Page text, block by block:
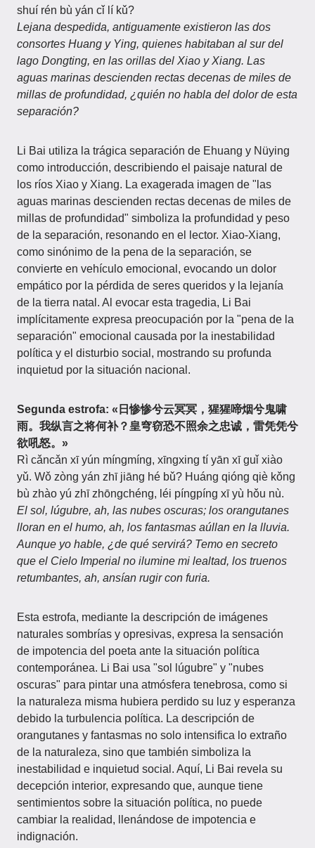
shuí rén bù yán cǐ lí kǔ?
Lejana despedida, antiguamente existieron las dos
consortes Huang y Ying, quienes habitaban al sur del
lago Dongting, en las orillas del Xiao y Xiang. Las
aguas marinas descienden rectas decenas de miles de
millas de profundidad, ¿quién no habla del dolor de esta
separación?
Li Bai utiliza la trágica separación de Ehuang y Nüying
como introducción, describiendo el paisaje natural de
los ríos Xiao y Xiang. La exagerada imagen de "las
aguas marinas descienden rectas decenas de miles de
millas de profundidad" simboliza la profundidad y peso
de la separación, resonando en el lector. Xiao-Xiang,
como sinónimo de la pena de la separación, se
convierte en vehículo emocional, evocando un dolor
empático por la pérdida de seres queridos y la lejanía
de la tierra natal. Al evocar esta tragedia, Li Bai
implícitamente expresa preocupación por la "pena de la
separación" emocional causada por la inestabilidad
política y el disturbio social, mostrando su profunda
inquietud por la situación nacional.
Segunda estrofa: «日惨惨兮云冥冥，猩猩啼烟兮鬼啸
雨。我纵言之将何补？皇穹窃恐不照余之忠诚，雷凭凭兮
欲吼怒。»
Rì cǎncǎn xī yún míngmíng, xīngxing tí yān xī guǐ xiào
yǔ. Wǒ zòng yán zhī jiāng hé bǔ? Huáng qióng qiè kǒng
bù zhào yú zhī zhōngchéng, léi píngpíng xī yù hǒu nù.
El sol, lúgubre, ah, las nubes oscuras; los orangutanes
lloran en el humo, ah, los fantasmas aúllan en la lluvia.
Aunque yo hable, ¿de qué servirá? Temo en secreto
que el Cielo Imperial no ilumine mi lealtad, los truenos
retumbantes, ah, ansían rugir con furia.
Esta estrofa, mediante la descripción de imágenes
naturales sombrías y opresivas, expresa la sensación
de impotencia del poeta ante la situación política
contemporánea. Li Bai usa "sol lúgubre" y "nubes
oscuras" para pintar una atmósfera tenebrosa, como si
la naturaleza misma hubiera perdido su luz y esperanza
debido la turbulencia política. La descripción de
orangutanes y fantasmas no solo intensifica lo extraño
de la naturaleza, sino que también simboliza la
inestabilidad e inquietud social. Aquí, Li Bai revela su
decepción interior, expresando que, aunque tiene
sentimientos sobre la situación política, no puede
cambiar la realidad, llenándose de impotencia e
indignación.